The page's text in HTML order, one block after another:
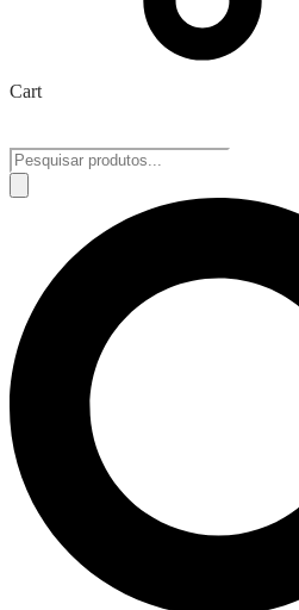
Cart
Pesquisar
produtos